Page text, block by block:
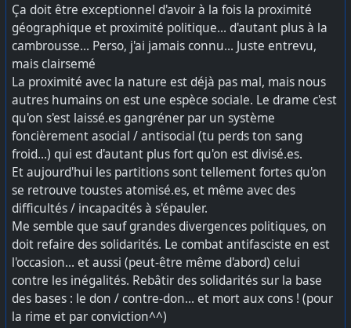
Ça doit être exceptionnel d'avoir à la fois la proximité
géographique et proximité politique... d'autant plus à la
cambrousse... Perso, j'ai jamais connu... Juste entrevu,
mais clairsemé
La proximité avec la nature est déjà pas mal, mais nous
autres humains on est une espèce sociale. Le drame c'est
qu'on s'est laissé.es gangréner par un système
foncièrement asocial / antisocial (tu perds ton sang
froid...) qui est d'autant plus fort qu'on est divisé.es.
Et aujourd'hui les partitions sont tellement fortes qu'on
se retrouve toustes atomisé.es, et même avec des
difficultés / incapacités à s'épauler.
Me semble que sauf grandes divergences politiques, on
doit refaire des solidarités. Le combat antifasciste en est
l'occasion... et aussi (peut-être même d'abord) celui
contre les inégalités. Rebâtir des solidarités sur la base
des bases : le don / contre-don... et mort aux cons ! (pour
la rime et par conviction^^)